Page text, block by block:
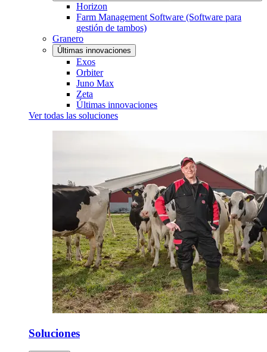
Horizon
Farm Management Software (Software para
gestión de tambos)
Granero
Últimas innovaciones
Exos
Orbiter
Juno Max
Zeta
Últimas innovaciones
Ver todas las soluciones
Soluciones